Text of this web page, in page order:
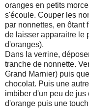
oranges en petits
s'écoule. Couper les
par nonnettes, en ôtant
de laisser apparaitre le
d'oranges).
Dans la verrine,
tranche de nonnette.
Grand Marnier) puis
chocolat. Puis une
imbiber d'un peu de
d'orange puis une